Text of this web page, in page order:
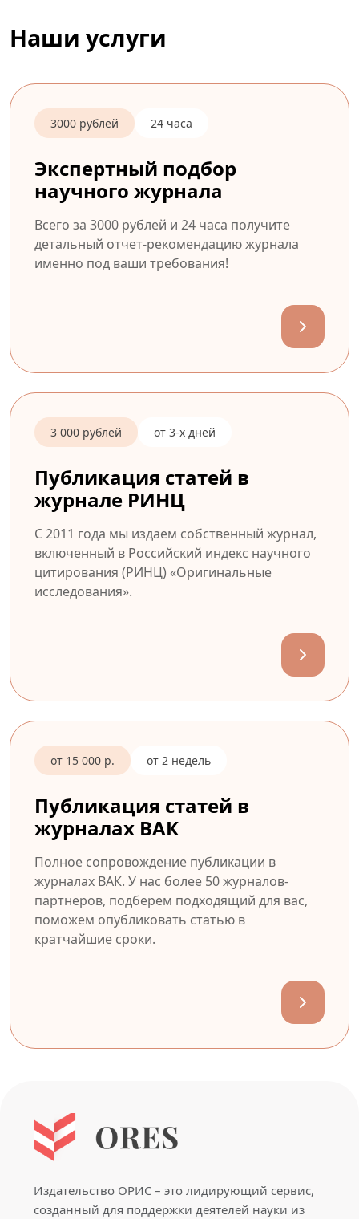
Наши услуги
3000 рублей 24 часа
Экспертный подбор
научного журнала
Всего за 3000 рублей и 24 часа получите
детальный отчет-рекомендацию журнала
именно под ваши требования!
3 000 рублей от 3-х дней
Публикация статей в
журнале РИНЦ
С 2011 года мы издаем собственный журнал,
включенный в Российский индекс научного
цитирования (РИНЦ) «Оригинальные
исследования».
от 15 000 р. от 2 недель
Публикация статей в
журналах ВАК
Полное сопровождение публикации в
журналах ВАК. У нас более 50 журналов-
партнеров, подберем подходящий для вас,
поможем опубликовать статью в
кратчайшие сроки.
Издательство ОРИС – это лидирующий сервис,
созданный для поддержки деятелей науки из